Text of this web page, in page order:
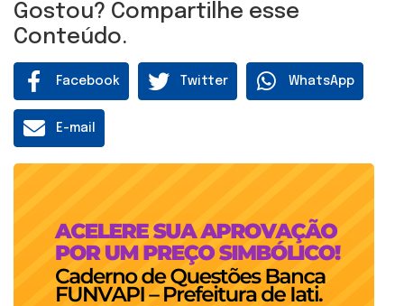
Gostou? Compartilhe esse
Conteúdo.
Facebook Twitter WhatsApp
E-mail